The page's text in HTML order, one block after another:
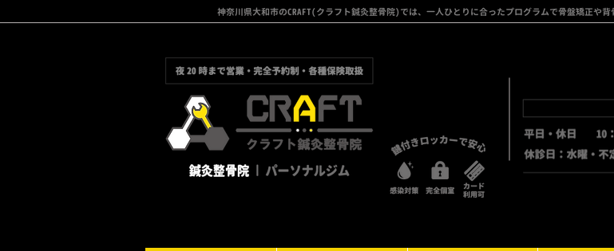
神奈川県大和市のCRAFT(クラフト鍼灸整骨院)では、一人ひとりに合ったプログラムで骨盤矯正や